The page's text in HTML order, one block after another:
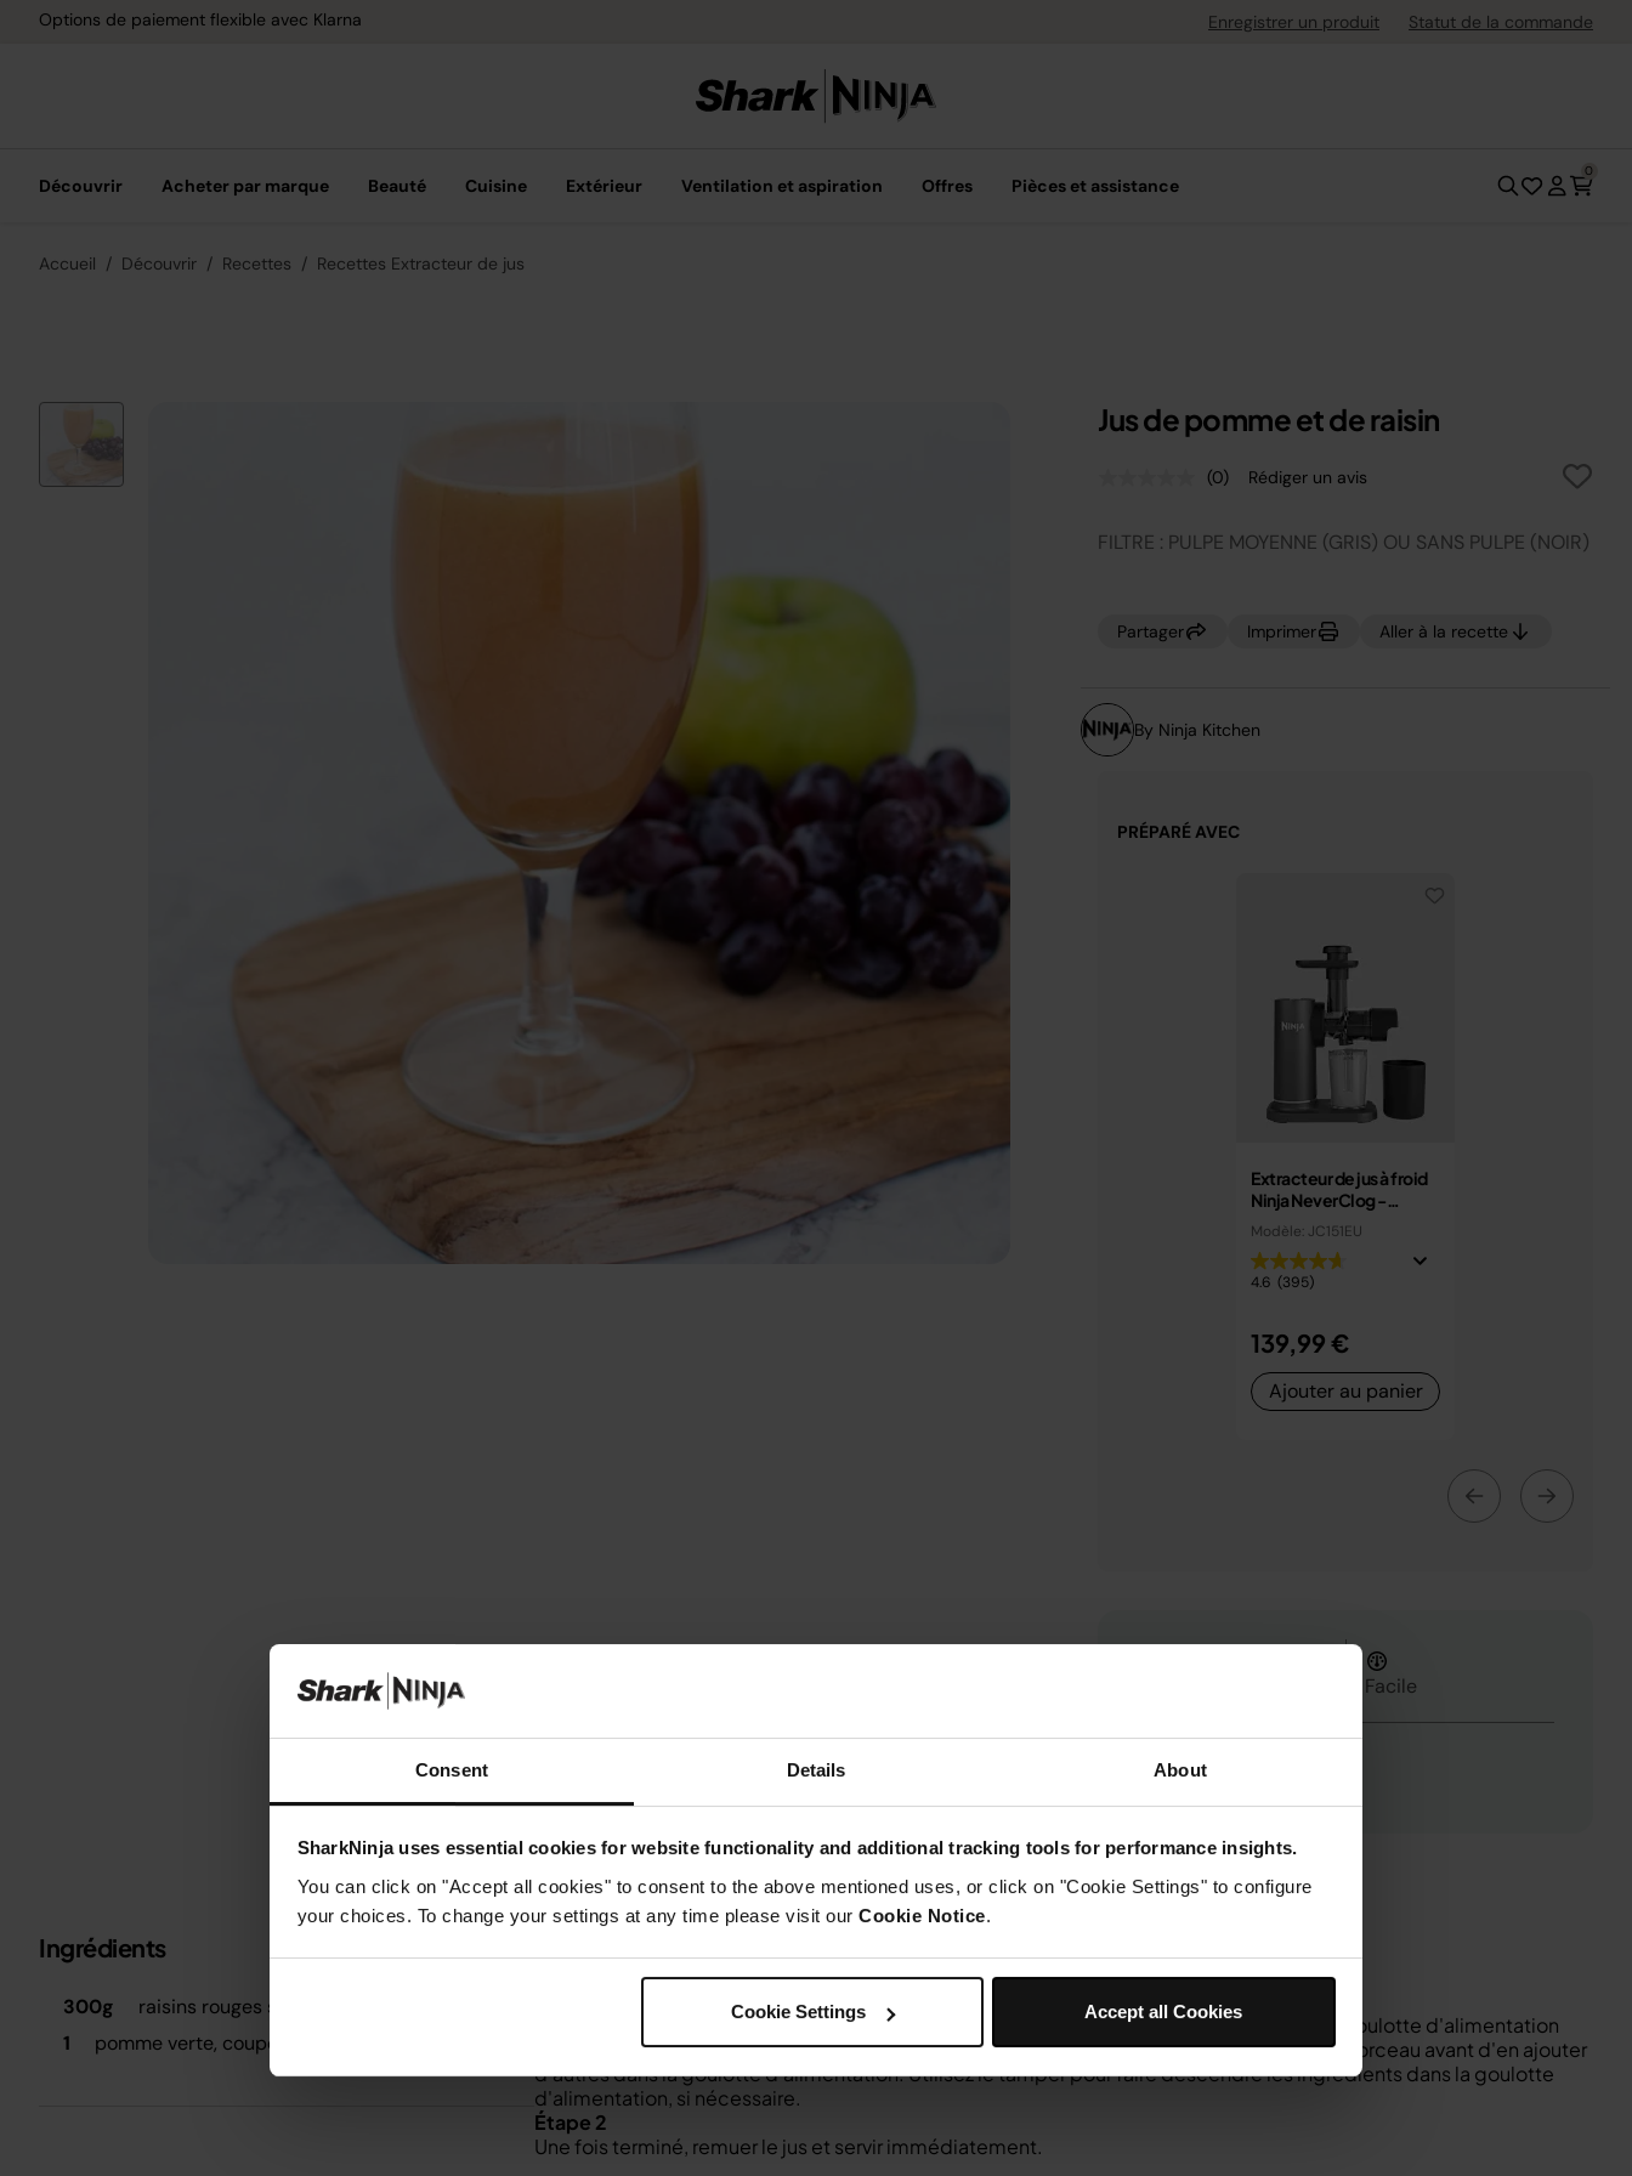
Consent Details About
SharkNinja uses essential cookies for website functionality and additional tracking tools for performance insights.
You can click on "Accept all cookies" to consent to the above mentioned uses, or click on "Cookie Settings" to configure
your choices. To change your settings at any time please visit our Cookie Notice.
Cookie Settings Accept all Cookies
Options de paiement flexible avec Klarna Livraison gratuite dès 40 € d'achatEnregistrer un produit Statut de la commande
Découvrir Acheter par marque Beauté Cuisine Extérieur Ventilation et aspiration Offres Pièces et assistance
0
Accueil Découvrir Recettes Recettes Extracteur de jus
Jus de pomme et de raisin
Aucune
notation.
même
page.
(0) Rédiger un avis
FILTRE : PULPE MOYENNE (GRIS) OU SANS PULPE (NOIR)
Partager Imprimer Aller à la recette
By Ninja Kitchen
PRÉPARÉ AVEC
Extracteur de jus à froid
Ninja NeverClog -
Pressage lent sans
colmatage
Modèle: JC151EU
4.6 (395)
139,99 €
Ajouter au panier
Facile
Ingrédients
300g
raisins rouges sans pépins
1
pomme verte, coupée en morceaux de 5 cm
Appuyez sur la touche START/STOP, puis ajoutez progressivement les ingrédients dans la goulotte d'alimentation
dans l'ordre indiqué. Pour de meilleurs résultats, laissez l'extracteur de jus traiter chaque morceau avant d'en ajouter
d'autres dans la goulotte d'alimentation. Utilisez le tamper pour faire descendre les ingrédients dans la goulotte
d'alimentation, si nécessaire.
Étape 2
Une fois terminé, remuer le jus et servir immédiatement.